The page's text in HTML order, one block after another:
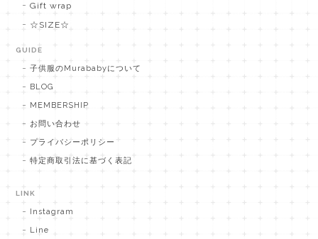
Gift wrap
☆SIZE☆
GUIDE
子供服のMurababyについて
BLOG
MEMBERSHIP
お問い合わせ
プライバシーポリシー
特定商取引法に基づく表記
LINK
Instagram
Line